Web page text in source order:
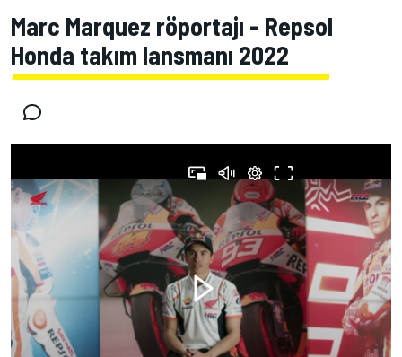
Marc Marquez röportajı - Repsol
Honda takım lansmanı 2022